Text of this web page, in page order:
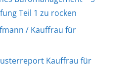
Teil 1 zu rocken
/ Kauffrau für
Kauffrau für